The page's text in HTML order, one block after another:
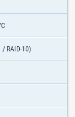
/ RAID-10)